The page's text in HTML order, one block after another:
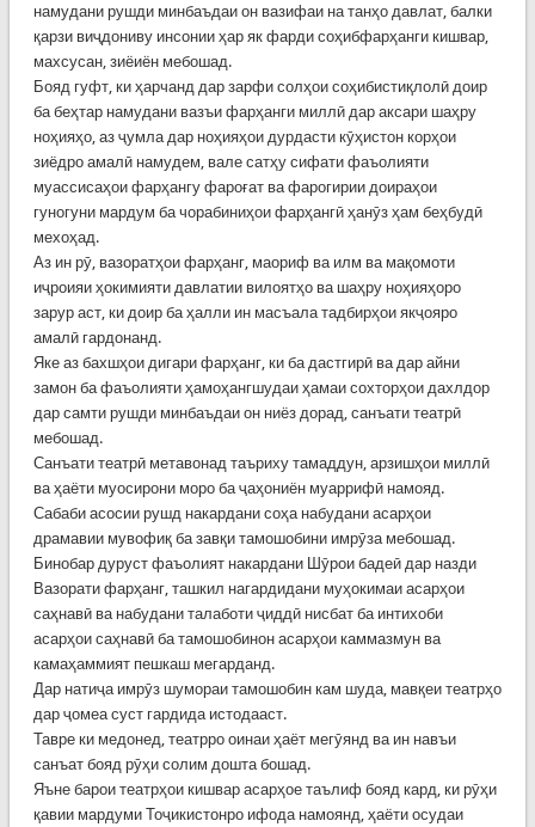
намудани рушди минбаъдаи он вазифаи на танҳо давлат, балки
қарзи виҷдониву инсонии ҳар як фарди соҳибфарҳанги кишвар,
махсусан, зиёиён мебошад.
Бояд гуфт, ки ҳарчанд дар зарфи солҳои соҳибистиқлолӣ доир
ба беҳтар намудани вазъи фарҳанги миллӣ дар аксари шаҳру
ноҳияҳо, аз ҷумла дар ноҳияҳои дурдасти кӯҳистон корҳои
зиёдро амалӣ намудем, вале сатҳу сифати фаъолияти
муассисаҳои фарҳангу фароғат ва фарогирии доираҳои
гуногуни мардум ба чорабиниҳои фарҳангӣ ҳанӯз ҳам беҳбудӣ
мехоҳад.
Аз ин рӯ, вазоратҳои фарҳанг, маориф ва илм ва мақомоти
иҷроияи ҳокимияти давлатии вилоятҳо ва шаҳру ноҳияҳоро
зарур аст, ки доир ба ҳалли ин масъала тадбирҳои якҷояро
амалӣ гардонанд.
Яке аз бахшҳои дигари фарҳанг, ки ба дастгирӣ ва дар айни
замон ба фаъолияти ҳамоҳангшудаи ҳамаи сохторҳои дахлдор
дар самти рушди минбаъдаи он ниёз дорад, санъати театрӣ
мебошад.
Санъати театрӣ метавонад таъриху тамаддун, арзишҳои миллӣ
ва ҳаёти муосирони моро ба ҷаҳониён муаррифӣ намояд.
Сабаби асосии рушд накардани соҳа набудани асарҳои
драмавии мувофиқ ба завқи тамошобини имрӯза мебошад.
Бинобар дуруст фаъолият накардани Шӯрои бадеӣ дар назди
Вазорати фарҳанг, ташкил нагардидани муҳокимаи асарҳои
саҳнавӣ ва набудани талаботи ҷиддӣ нисбат ба интихоби
асарҳои саҳнавӣ ба тамошобинон асарҳои каммазмун ва
камаҳаммият пешкаш мегарданд.
Дар натиҷа имрӯз шумораи тамошобин кам шуда, мавқеи театрҳо
дар ҷомеа суст гардида истодааст.
Тавре ки медонед, театрро оинаи ҳаёт мегӯянд ва ин навъи
санъат бояд рӯҳи солим дошта бошад.
Яъне барои театрҳои кишвар асарҳое таълиф бояд кард, ки рӯҳи
қавии мардуми Тоҷикистонро ифода намоянд, ҳаёти осудаи